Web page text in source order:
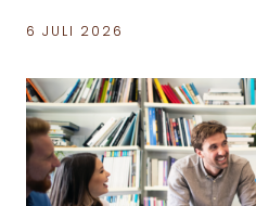
6 JULI 2026